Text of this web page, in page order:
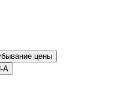
цены
А